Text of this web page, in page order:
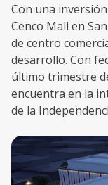
Con una
Cenco Mall en
de centro
desarrollo. Con
último trimestre
encuentra en la
de la